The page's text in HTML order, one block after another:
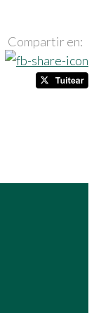
Compartir en: